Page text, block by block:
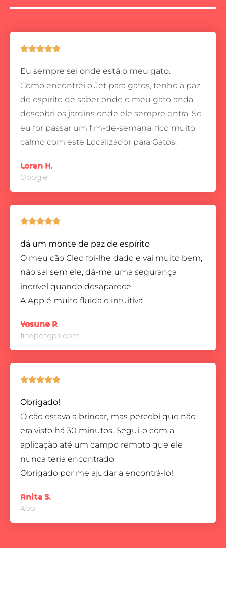

Eu sempre sei onde está o meu gato.
Como encontrei o Jet para gatos, tenho a paz
de espírito de saber onde o meu gato anda,
descobri os jardins onde ele sempre entra. Se
eu for passar um fim-de-semana, fico muito
calmo com este Localizador para Gatos.
Loren H.
Google

dá um monte de paz de espírito
O meu cão Cleo foi-lhe dado e vai muito bem,
não sai sem ele, dá-me uma segurança
incrível quando desaparece.
A App é muito fluida e intuitiva
Yosune P.
findpetgps.com

Obrigado!
O cão estava a brincar, mas percebi que não
era visto há 30 minutos. Segui-o com a
aplicação até um campo remoto que ele
nunca teria encontrado.
Obrigado por me ajudar a encontrá-lo!
Anita S.
App